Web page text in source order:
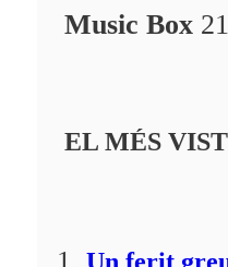
Music Box
EL MÉS VIST